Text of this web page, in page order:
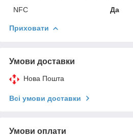
NFC
Да
Приховати
Умови доставки
Нова Пошта
Всі умови доставки
Умови оплати